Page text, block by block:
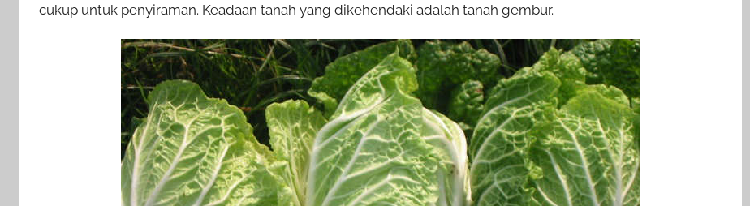
cukup untuk penyiraman. Keadaan tanah yang dikehendaki adalah tanah gembur.